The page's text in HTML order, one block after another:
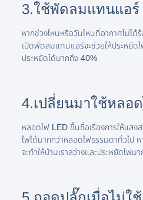
3.ใช้พัดลมแทนแอร์
หากช่วงไหนหรือวันไหนที่อากาศไม่ได้
เปิดพัดลมแทนแอร์จะช่วยให้ประหยัดไ
ประหยัดได้มากถึง 40%
4.เปลี่ยนมาใช้หลอ
หลอดไฟ LED ขึ้นชื่อเรื่องการให้แสงส
ไฟได้มากกว่าหลอดไฟธรรมดาทั่วไป
จะทำให้บ้านเราสว่างและประหยัดไฟม